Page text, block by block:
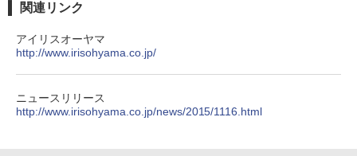
関連リンク
アイリスオーヤマ
http://www.irisohyama.co.jp/
ニュースリリース
http://www.irisohyama.co.jp/news/2015/1116.html